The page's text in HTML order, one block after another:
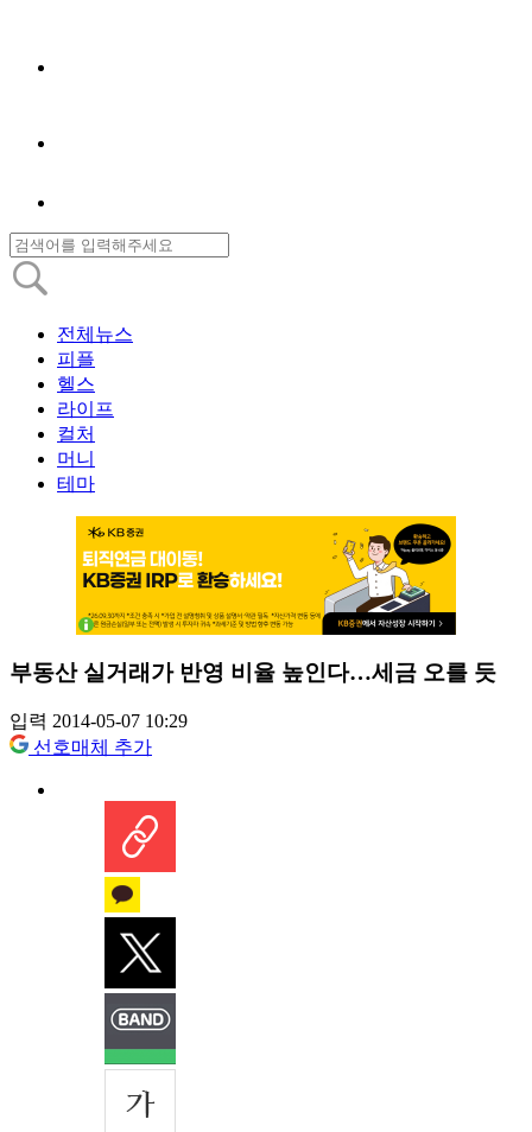
전체뉴스
피플
헬스
라이프
컬처
머니
테마
부동산 실거래가 반영 비율 높인다…세금 오를 듯
입력 2014-05-07 10:29
선호매체 추가